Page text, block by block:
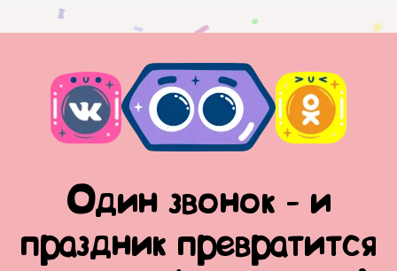
Один звонок - и
праздник превратится